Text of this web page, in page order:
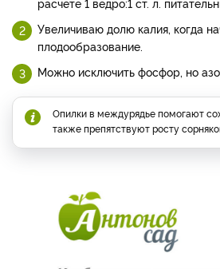
Увеличиваю долю калия, когда
плодообразование.
Можно исключить фосфор, но
Опилки в междурядье помогают
также препятствуют росту